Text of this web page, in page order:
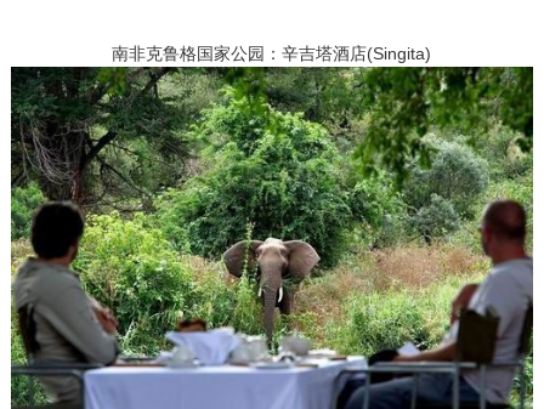
南非克鲁格国家公园：辛吉塔酒店(Singita)